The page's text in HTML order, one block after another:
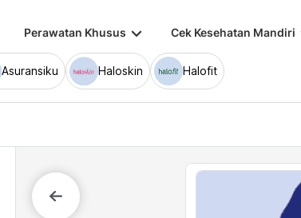
Perawatan Khusus keyboard_arrow_down Cek Kesehatan Mandiri
Asuransiku Haloskin Halofit